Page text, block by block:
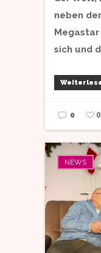
neben
Megastar
sich und
0 0
NEWS